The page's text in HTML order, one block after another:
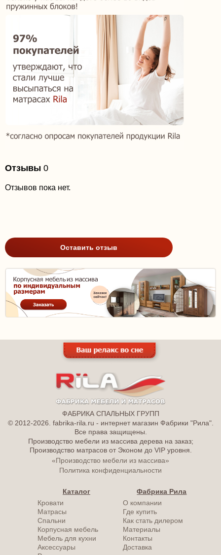
Отзывы 0
Отзывов пока нет.
Оставить отзыв
ФАБРИКА СПАЛЬНЫХ ГРУПП
© 2012-2026. fabrika-rila.ru - интернет магазин Фабрики "Рила".
Все права защищены.
Производство мебели из массива дерева на заказ;
Производство матрасов от Эконом до VIP уровня.
«Производство мебели из массива»
Политика конфиденциальности
Каталог
Кровати
Матрасы
Спальни
Корпусная мебель
Мебель для кухни
Аксессуары
Фабрика Рила
О компании
Где купить
Как стать дилером
Материалы
Контакты
Доставка